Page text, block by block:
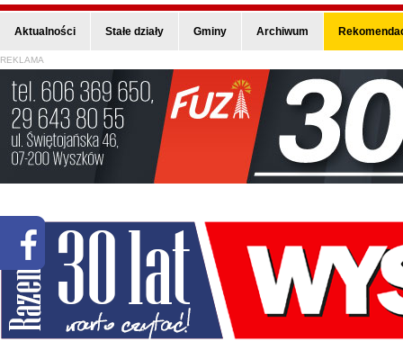
Aktualności Stałe działy Gminy Archiwum
REKLAMA